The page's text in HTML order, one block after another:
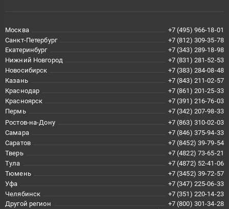
Москва
+7 (495) 966-18-01
Санкт-Петербург
+7 (812) 309-35-78
Екатеринбург
+7 (343) 289-18-98
Нижний Новгород
+7 (831) 281-52-53
Новосибирск
+7 (383) 284-08-48
Казань
+7 (843) 211-02-57
Краснодар
+7 (861) 201-25-33
Красноярск
+7 (391) 216-76-03
Пермь
+7 (342) 207-98-33
Ростов-на-Дону
+7 (863) 310-02-03
Самара
+7 (846) 375-94-33
Саратов
+7 (8452) 39-79-54
Тверь
+7 (4822) 73-65-21
Тула
+7 (4872) 52-41-06
Тюмень
+7 (3452) 39-72-57
Уфа
+7 (347) 225-06-33
Челябинск
+7 (351) 220-14-23
Другой регион
+7 (800) 301-34-28